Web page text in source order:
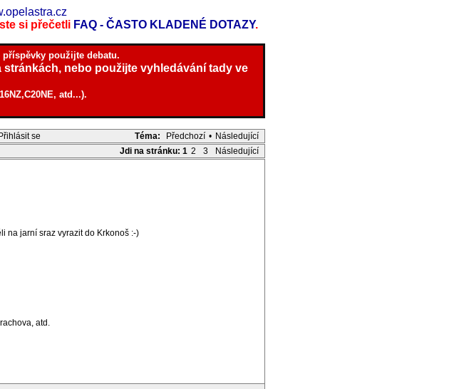
si přečetli FAQ - ČASTO KLADENÉ DOTAZY.
použijte debatu.
stránkách, nebo použijte vyhledávání tady ve
atd...).
Téma:
Předchozí • Následující
Přihlásit se
Jdi na stránku: 1 2 3 Následující
na jarní sraz vyrazit do Krkonoš :-)
atd.